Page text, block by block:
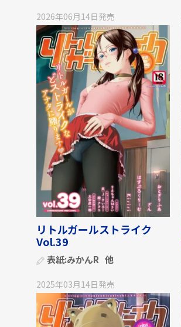
2026年06月14日発売
リトルガールストライク
Vol.39
表紙:みかんR 他
2025年03月14日発売